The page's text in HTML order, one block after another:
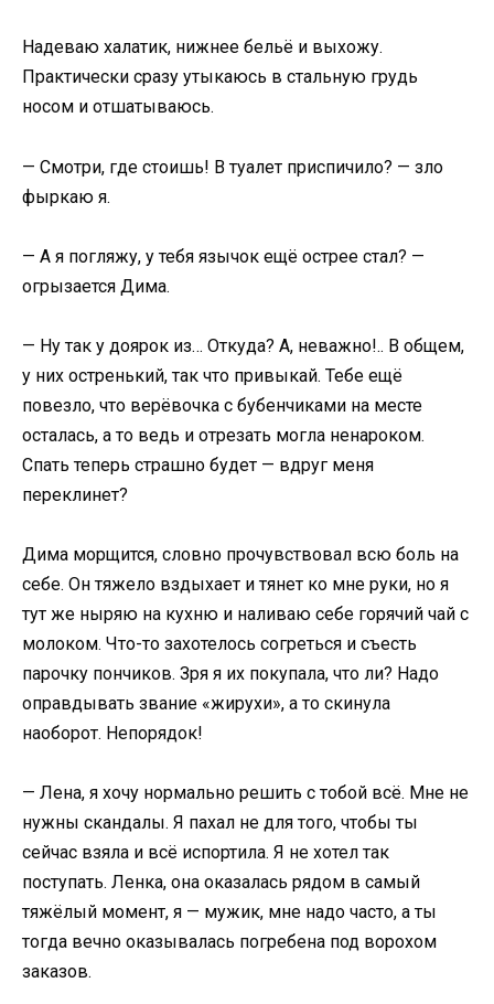
Надеваю халатик, нижнее бельё и выхожу.
Практически сразу утыкаюсь в стальную грудь
носом и отшатываюсь.
— Смотри, где стоишь! В туалет приспичило? — зло
фыркаю я.
— А я погляжу, у тебя язычок ещё острее стал? —
огрызается Дима.
— Ну так у доярок из… Откуда? А, неважно!.. В общем,
у них остренький, так что привыкай. Тебе ещё
повезло, что верёвочка с бубенчиками на месте
осталась, а то ведь и отрезать могла ненароком.
Спать теперь страшно будет — вдруг меня
переклинет?
Дима морщится, словно прочувствовал всю боль на
себе. Он тяжело вздыхает и тянет ко мне руки, но я
тут же ныряю на кухню и наливаю себе горячий чай с
молоком. Что-то захотелось согреться и съесть
парочку пончиков. Зря я их покупала, что ли? Надо
оправдывать звание «жирухи», а то скинула
наоборот. Непорядок!
— Лена, я хочу нормально решить с тобой всё. Мне не
нужны скандалы. Я пахал не для того, чтобы ты
сейчас взяла и всё испортила. Я не хотел так
поступать. Ленка, она оказалась рядом в самый
тяжёлый момент, я — мужик, мне надо часто, а ты
тогда вечно оказывалась погребена под ворохом
заказов.